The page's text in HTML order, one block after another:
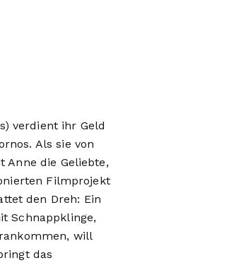
verdient ihr Geld
Als sie von
Anne die Geliebte,
Filmprojekt
den Dreh: Ein
Schnappklinge,
will
das